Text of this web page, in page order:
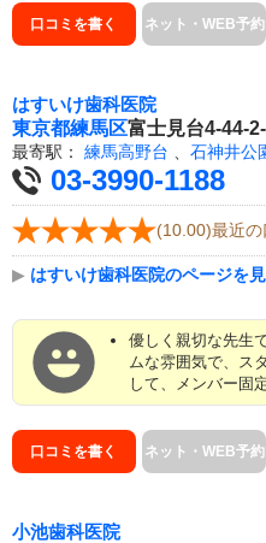
口コミを書く ネット・WEB予約
はすいけ歯科医院
東京都練馬区富士見台4-44-
最寄駅： 練馬高野台 石神井公
03-3990-1188
(10.00)最近の
▶ はすいけ歯科医院のページを
優しく親切な先生
ムな雰囲気で、ス
して、メンバー固
口コミを書く ネット・WEB予約
小池歯科医院